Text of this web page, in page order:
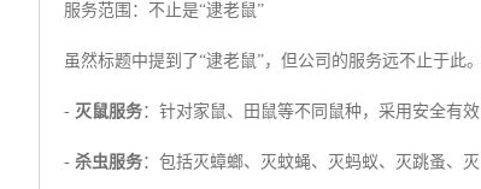
服务范围：不止是“逮老鼠”
虽然标题中提到了“逮老鼠”，但公司的服务远不止于此
- 灭鼠服务：针对家鼠、田鼠等不同鼠种，采用安全有
- 杀虫服务：包括灭蟑螂、灭蚊蝇、灭蚂蚁、灭跳蚤、